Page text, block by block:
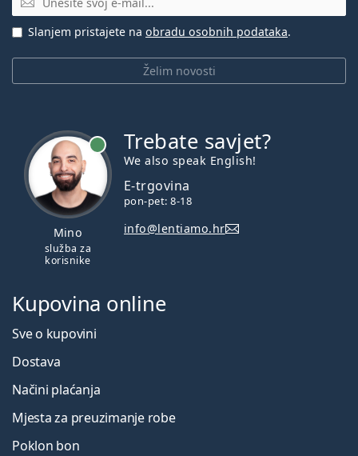
Želim novosti
Slanjem pristajete na obradu osobnih podataka.
Mino
služba za
korisnike
Trebate savjet?
We also speak English!
E-trgovina
pon-pet: 8-18
info@lentiamo.hr
Kupovina online
Sve o kupovini
Dostava
Načini plaćanja
Mjesta za preuzimanje robe
Poklon bon